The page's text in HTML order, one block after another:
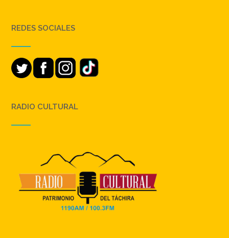
REDES SOCIALES
RADIO CULTURAL